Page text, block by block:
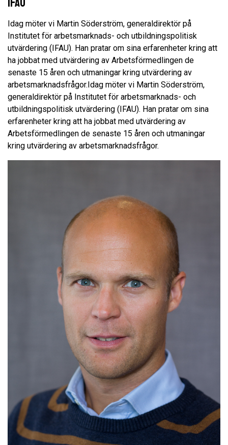
Idag möter vi Martin Söderström, generaldirektör på
Institutet för arbetsmarknads- och utbildningspolitisk
utvärdering (IFAU). Han pratar om sina erfarenheter kring att
ha jobbat med utvärdering av Arbetsförmedlingen de
senaste 15 åren och utmaningar kring utvärdering av
arbetsmarknadsfrågor.Idag möter vi Martin Söderström,
generaldirektör på Institutet för arbetsmarknads- och
utbildningspolitisk utvärdering (IFAU). Han pratar om sina
erfarenheter kring att ha jobbat med utvärdering av
Arbetsförmedlingen de senaste 15 åren och utmaningar
kring utvärdering av arbetsmarknadsfrågor.